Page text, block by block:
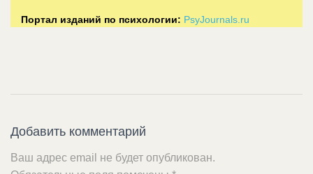
Портал изданий по психологии: PsyJournals.ru
Добавить комментарий
Ваш адрес email не будет опубликован.